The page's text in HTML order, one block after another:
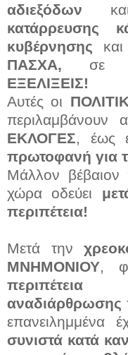
αδιεξόδων
κατάρρευσης
κυβέρνησης
ΠΑΣΧΑ, σε
ΕΞΕΛΙΞΕΙΣ!
Αυτές οι
περιλαμβάνουν
ΕΚΛΟΓΕΣ , έως
πρωτοφανή για
Μάλλον βέβαιον
χώρα οδεύει
περιπέτεια!
Μετά την
ΜΝΗΜΟΝΙΟΥ ,
περιπέτεια
αναδιάρθρωσης
επανειλημμένα
συνιστά κατά